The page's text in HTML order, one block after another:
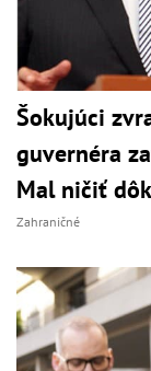
Šokujúci
guvernéra
Mal ničiť
Zahraničné